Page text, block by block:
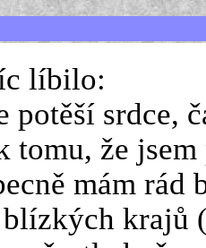
líbilo:
potěší srdce,
tomu, že
mám rád
krajů